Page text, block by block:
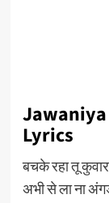
Jawaniya
Lyrics
बचके रहा तू कुवार
अभी से ला ना